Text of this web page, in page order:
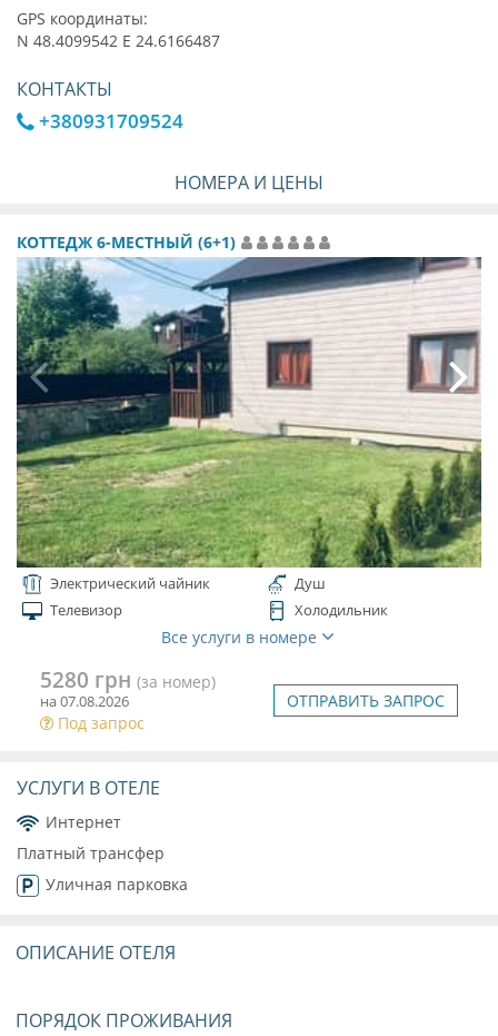
GPS координаты:
N 48.4099542 E 24.6166487
КОНТАКТЫ
+380931709524
НОМЕРА И ЦЕНЫ
КОТТЕДЖ 6-МЕСТНЫЙ (6+1)
Электрический чайник
Душ
Телевизор
Холодильник
Все услуги в номере
5280 грн (за номер)
на 07.08.2026
Под запрос
ОТПРАВИТЬ ЗАПРОС
УСЛУГИ В ОТЕЛЕ
Интернет
Платный трансфер
Уличная парковка
ОПИСАНИЕ ОТЕЛЯ
ПОРЯДОК ПРОЖИВАНИЯ